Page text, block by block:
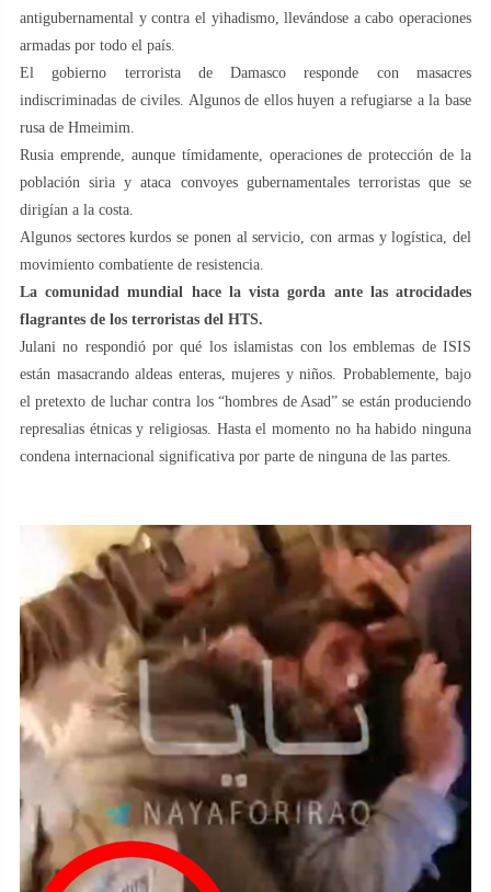
antigubernamental y contra el yihadismo, llevándose a cabo operaciones
armadas por todo el país.
El gobierno terrorista de Damasco responde con masacres
indiscriminadas de civiles. Algunos de ellos huyen a refugiarse a la base
rusa de Hmeimim.
Rusia emprende, aunque tímidamente, operaciones de protección de la
población siria y ataca convoyes gubernamentales terroristas que se
dirigían a la costa.
Algunos sectores kurdos se ponen al servicio, con armas y logística, del
movimiento combatiente de resistencia.
La comunidad mundial hace la vista gorda ante las atrocidades
flagrantes de los terroristas del HTS.
Julani no respondió por qué los islamistas con los emblemas de ISIS
están masacrando aldeas enteras, mujeres y niños. Probablemente, bajo
el pretexto de luchar contra los “hombres de Asad” se están produciendo
represalias étnicas y religiosas. Hasta el momento no ha habido ninguna
condena internacional significativa por parte de ninguna de las partes.